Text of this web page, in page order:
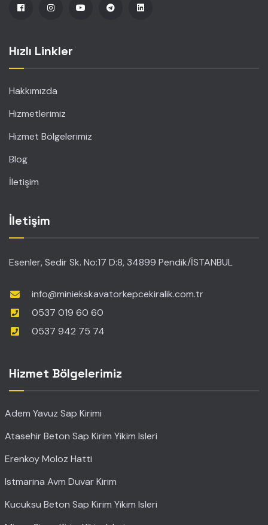
Hızlı Linkler
Hakkımızda
Hizmetlerimiz
Hizmet Bölgelerimiz
Blog
İletişim
İletişim
Esenler, Sedir Sk. No:17 D:8, 34899 Pendik/İSTANBUL
info@miniekskavatorkepcekiralik.com.tr
0537 019 60 60
0537 942 75 74
Hizmet Bölgelerimiz
Adem Yavuz Sap Kirimi
Atasehir Beton Sap Kirim Yikim Isleri
Erenkoy Moloz Hatti
Istmarina Avm Duvar Kirim
Kucuksu Beton Sap Kirim Yikim Isleri